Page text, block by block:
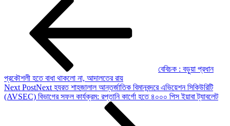
বেবিচক : বড়ুয়া প্রধান
প্রকৌশলী হতে বাধা থাকলো না, আদালতের রায়
Next PostNext হযরত শাহজালাল আন্তর্জাতিক বিমানবন্দরে এভিয়েশন সিকিউরিটি
(AVSEC) বিভাগের সফল কার্যক্রম: রপ্তানি কার্গো হতে ৪০০০ পিস ইয়াবা ট্যাবলেট